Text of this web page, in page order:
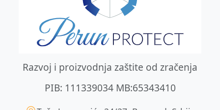
Razvoj i proizvodnja zaštite od zračenja
PIB: 111339034 MB:65343410